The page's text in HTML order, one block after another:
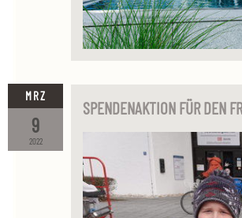
2022
9
MRZ
SPENDENAKTION FÜR DEN